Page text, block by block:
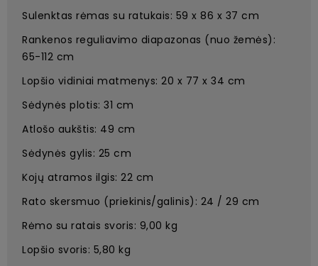
Sulenktas rėmas su ratukais: 59 x 86 x 37 cm
Rankenos reguliavimo diapazonas (nuo žemės):
65-112 cm
Lopšio vidiniai matmenys: 20 x 77 x 34 cm
Sėdynės plotis: 31 cm
Atlošo aukštis: 49 cm
Sėdynės gylis: 25 cm
Kojų atramos ilgis: 22 cm
Rato skersmuo (priekinis/galinis): 24 / 29 cm
Rėmo su ratais svoris: 9,00 kg
Lopšio svoris: 5,80 kg